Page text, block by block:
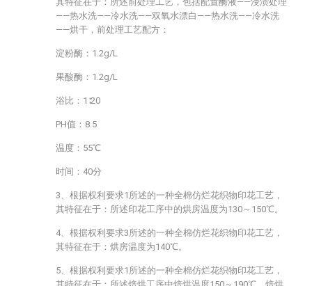
——热水洗——冷水洗——双氧水漂白——热水洗——冷水洗
——烘干，前处理工艺配方：
淀粉酶：1.2g/L
果酸酶：1.2g/L
浴比：1∶20
PH值：8.5
温度：55℃
时间：40分
3、根据权利要求1所述的一种全棉仿烂花织物印花工艺，
其特征在于：所述印花工序中的烘房温度为130～150℃。
4、根据权利要求3所述的一种全棉仿烂花织物印花工艺，
其特征在于：烘房温度为140℃。
5、根据权利要求1所述的一种全棉仿烂花织物印花工艺，